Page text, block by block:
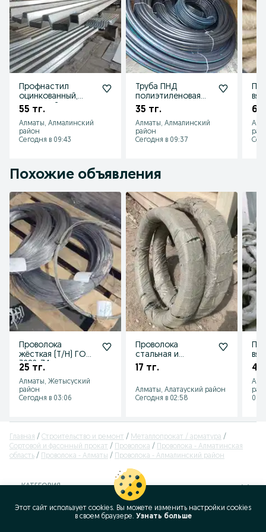
Профнастил
оцинкованный,
крашеный,
крыши и забора
55 тг.
Алматы, Алмалинский
район
Сегодня в 09:43
Труба ПНД
полиэтиленовая
водопроводная,
производителя
35 тг.
Алматы, Алмалинский
район
Сегодня в 09:37
65
Похожие объявления
Проволока
жёсткая (Т/Н) ГОСТ
3282-74 —
оцинкованная и
ПВХ!
25 тг.
Алматы, Жетысуский
район
Сегодня в 03:06
Проволока
стальная и
оцинкованная,
17 тг.
Алматы, Алатауский район
Сегодня в 02:58
45
01
Главная Строительство и ремонт
Металлопрокат / арматура
Сортовой и фасонный прокат
Проволока
Проволока - Алматинская
область
Проволока - Алматы Проволока - Алмалинский район
КАТЕГОРИЯ
Этот сайт использует cookies. Вы можете изменить настройки cookies
в своeм браузере. Узнать больше